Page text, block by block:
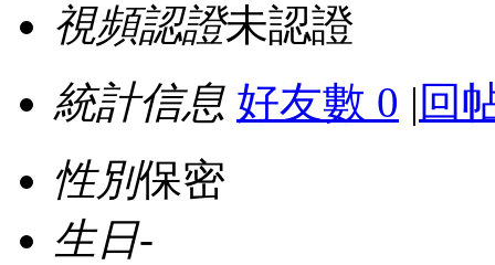
視頻認證未認證
統計信息 好友數 0 | 回
性別保密
生日-